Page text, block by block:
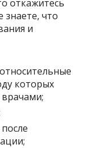
откажитесь
знаете, что
и
которых